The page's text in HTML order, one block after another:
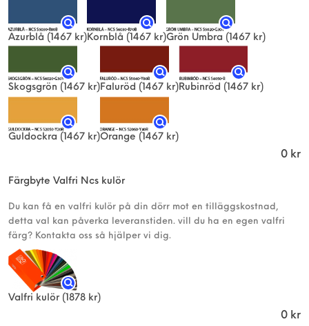
Azurblå (1467 kr)Kornblå (1467 kr)Grön Umbra (1467 kr)
Skogsgrön (1467 kr)Faluröd (1467 kr)Rubinröd (1467 kr)
Guldockra (1467 kr)Orange (1467 kr)
0 kr
Färgbyte Valfri Ncs kulör
Du kan få en valfri kulör på din dörr mot en tilläggskostnad,
detta val kan påverka leveranstiden. vill du ha en egen valfri
färg? Kontakta oss så hjälper vi dig.
Valfri kulör(1878 kr)
0 kr